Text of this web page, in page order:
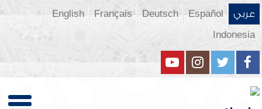
عربي Español
Deutsch
Français
English
Indonesia